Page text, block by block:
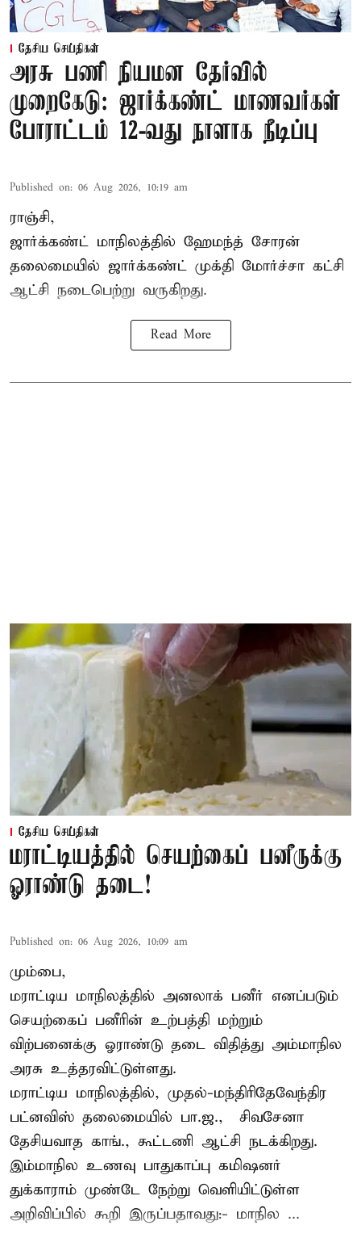
தேசிய செய்திகள்
அரசு பணி நியமன தேர்வில்
முறைகேடு: ஜார்க்கண்ட் மாணவர்கள்
போராட்டம் 12-வது நாளாக நீடிப்பு
Published on: 06 Aug 2026, 10:19 am
ராஞ்சி,
ஜார்க்கண்ட் மாநிலத்தில் ஹேமந்த் சோரன்
தலைமையில் ஜார்க்கண்ட் முக்தி மோர்ச்சா கட்சி
ஆட்சி நடைபெற்று வருகிறது.
Read More
தேசிய செய்திகள்
மராட்டியத்தில் செயற்கைப் பனீருக்கு
ஓராண்டு தடை!
Published on: 06 Aug 2026, 10:09 am
மும்பை,
மராட்டிய மாநிலத்தில் அனலாக் பனீர் எனப்படும்
செயற்கைப் பனீரின் உற்பத்தி மற்றும்
விற்பனைக்கு ஓராண்டு தடை விதித்து அம்மாநில
அரசு உத்தரவிட்டுள்ளது.
மராட்டிய மாநிலத்தில், முதல்-மந்திரிதேவேந்திர
பட்னவிஸ் தலைமையில் பா.ஜ., – சிவசேனா –
தேசியவாத காங்., கூட்டணி ஆட்சி நடக்கிறது.
இம்மாநில உணவு பாதுகாப்பு கமிஷனர்
துக்காராம் முண்டே நேற்று வெளியிட்டுள்ள
அறிவிப்பில் கூறி இருப்பதாவது:- மாநில ...